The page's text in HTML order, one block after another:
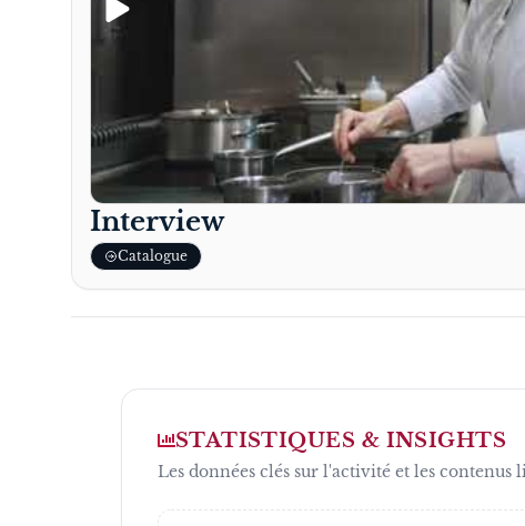
Interview
Catalogue
STATISTIQUES & INSIGHTS
Les données clés sur l'activité et les contenus